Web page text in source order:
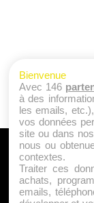
Bienvenue
Avec 146
à des
les emails,
vos données
site ou dans
nous ou
contextes.
Traiter ces
achats,
emails,